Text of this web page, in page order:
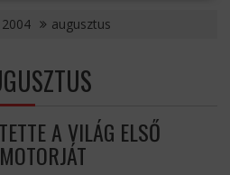
2004 augusztus
A VILÁG ELSŐ